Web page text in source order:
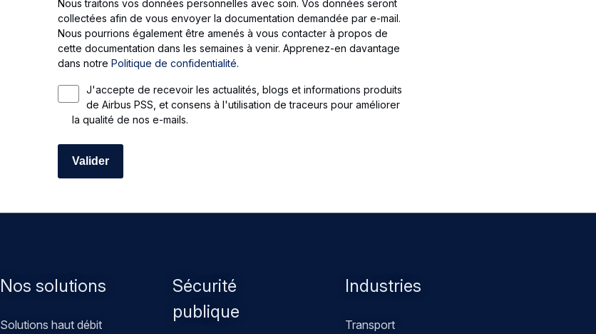
Nous traitons vos données personnelles avec soin. Vos données seront
collectées afin de vous envoyer la documentation demandée par e-mail.
Nous pourrions également être amenés à vous contacter à propos de
cette documentation dans les semaines à venir. Apprenez-en davantage
dans notrePolitique de confidentialité.
J'accepte de recevoir les actualités, blogs et informations produits
de Airbus PSS, et consens à l'utilisation de traceurs pour améliorer
la qualité de nos e-mails.
Footer
Nos solutions
Solutions haut débit
Sécurité
publique
Industries
Transport